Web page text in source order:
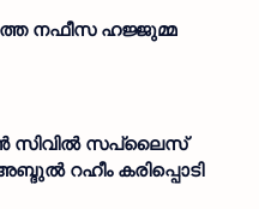
നഫീസ ഹജ്ജുമ്മ
സിവില്‍ സപ്ലൈസ്
റഹീം കരിപ്പൊടി